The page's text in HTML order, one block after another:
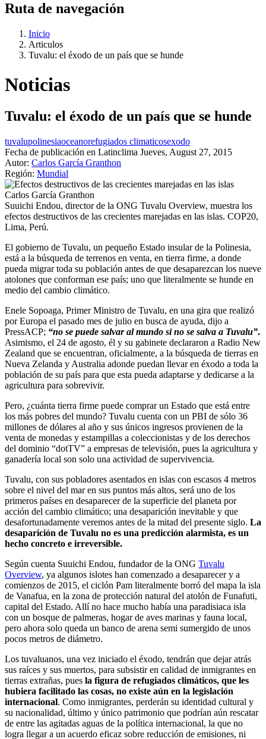
Ruta de navegación
Inicio
Articulos
Tuvalu: el éxodo de un país que se hunde
Noticias
Tuvalu: el éxodo de un país que se hunde
tuvalupolinesiaoceanorefugiados climaticosexodo
Fecha de publicación en Latinclima Jueves, August 27, 2015
Autor: Carlos García Granthon
Región: Mundial
Carlos García Granthon
Suuichi Endou, director de la ONG Tuvalu Overview, muestra los
efectos destructivos de las crecientes marejadas en las islas. COP20,
Lima, Perú.
El gobierno de Tuvalu, un pequeño Estado insular de la Polinesia,
está a la búsqueda de terrenos en venta, en tierra firme, a donde
pueda migrar toda su población antes de que desaparezcan los nueve
atolones que conforman ese país; uno que literalmente se hunde en
medio del cambio climático.
Enele Sopoaga, Primer Ministro de Tuvalu, en una gira que realizó
por Europa el pasado mes de julio en busca de ayuda, dijo a
PressACP; “no se puede salvar al mundo si no se salva a Tuvalu”.
Asimismo, el 24 de agosto, él y su gabinete declararon a Radio New
Zealand que se encuentran, oficialmente, a la búsqueda de tierras en
Nueva Zelanda y Australia adonde puedan llevar en éxodo a toda la
población de su país para que esta pueda adaptarse y dedicarse a la
agricultura para sobrevivir.
Pero, ¿cuánta tierra firme puede comprar un Estado que está entre
los más pobres del mundo? Tuvalu cuenta con un PBI de sólo 36
millones de dólares al año y sus únicos ingresos provienen de la
venta de monedas y estampillas a coleccionistas y de los derechos
del dominio “dotTV” a empresas de televisión, pues la agricultura y
ganadería local son solo una actividad de supervivencia.
Tuvalu, con sus pobladores asentados en islas con escasos 4 metros
sobre el nivel del mar en sus puntos más altos, será uno de los
primeros países en desaparecer de la superficie del planeta por
acción del cambio climático; una desaparición inevitable y que
desafortunadamente veremos antes de la mitad del presente siglo. La
desaparición de Tuvalu no es una predicción alarmista, es un
hecho concreto e irreversible.
Según cuenta Suuichi Endou, fundador de la ONG Tuvalu
Overview, ya algunos islotes han comenzado a desaparecer y a
comienzos de 2015, el ciclón Pam literalmente borró del mapa la isla
de Vanafua, en la zona de protección natural del atolón de Funafuti,
capital del Estado. Allí no hace mucho había una paradisiaca isla
con un bosque de palmeras, hogar de aves marinas y fauna local,
pero ahora solo queda un banco de arena semi sumergido de unos
pocos metros de diámetro.
Los tuvaluanos, una vez iniciado el éxodo, tendrán que dejar atrás
sus raíces y sus muertos, para subsistir en calidad de inmigrantes en
tierras extrañas, pues la figura de refugiados climáticos, que les
hubiera facilitado las cosas, no existe aún en la legislación
internacional. Como inmigrantes, perderán su identidad cultural y
su nacionalidad, último y único patrimonio que podrían aún rescatar
de entre las agitadas aguas de la política internacional, la que no
logra llegar a un acuerdo eficaz sobre reducción de emisiones, ni